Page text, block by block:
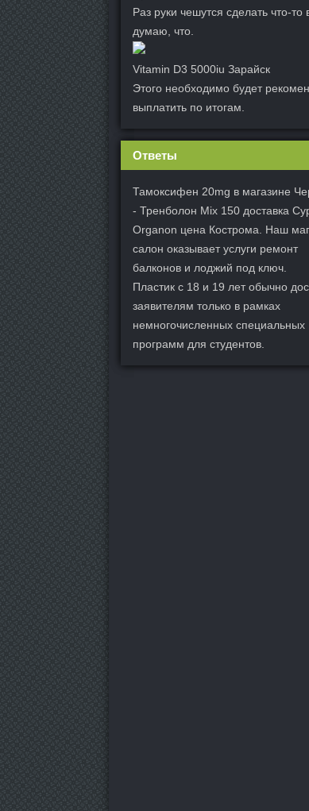
Раз руки чешутся сделать что-то
думаю, что.
Vitamin D3 5000iu Зарайск
Этого необходимо будет
выплатить по итогам.
Ответы
Тамоксифен 20mg в магазине
- Тренболон Mix 150 доставка
Organon цена Кострома. Наш
салон оказывает услуги ремонт
балконов и лоджий под ключ.
Пластик с 18 и 19 лет обычно
заявителям только в рамках
немногочисленных специальных
программ для студентов.